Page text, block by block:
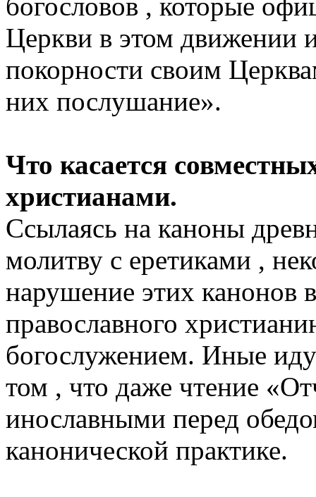
Церкви в этом движении
покорности своим
них послушание».
Что касается
христианами.
Ссылаясь на каноны
молитву с еретиками ,
нарушение этих канонов
православного
богослужением. Иные
том , что даже чтение
инославными перед
канонической практике.